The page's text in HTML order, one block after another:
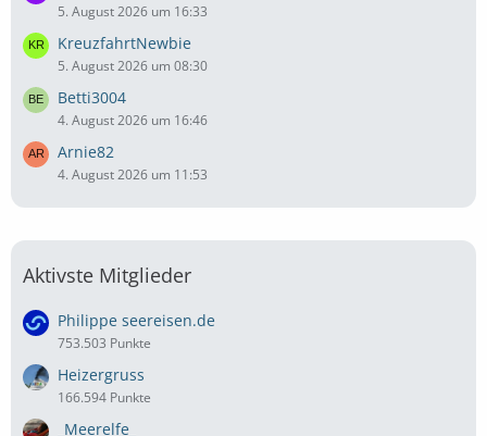
5. August 2026 um 16:33
KreuzfahrtNewbie
5. August 2026 um 08:30
Betti3004
4. August 2026 um 16:46
Arnie82
4. August 2026 um 11:53
Aktivste Mitglieder
Philippe seereisen.de
753.503 Punkte
Heizergruss
166.594 Punkte
_Meerelfe_